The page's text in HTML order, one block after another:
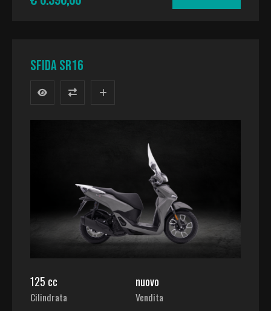
SFIDA SR16
125 cc
Cilindrata
nuovo
Vendita